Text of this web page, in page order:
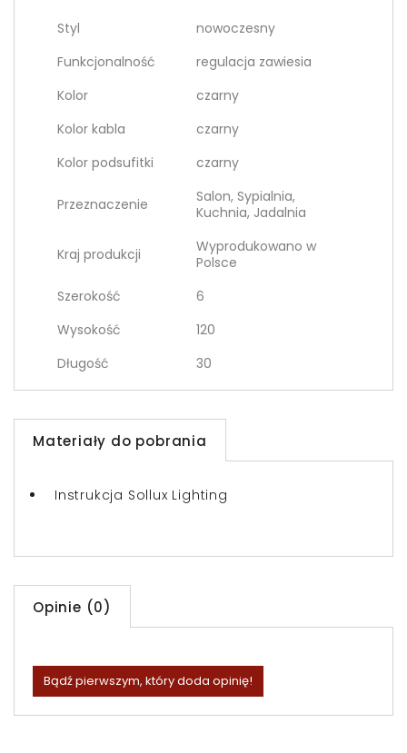
Styl
nowoczesny
Funkcjonalność
regulacja zawiesia
Kolor
czarny
Kolor kabla
czarny
Kolor podsufitki
czarny
Przeznaczenie
Salon, Sypialnia,
Kuchnia, Jadalnia
Kraj produkcji
Wyprodukowano w
Polsce
Szerokość
6
Wysokość
120
Długość
30
Materiały do pobrania
Instrukcja Sollux Lighting
Opinie (0)
Bądź pierwszym, który doda opinię!